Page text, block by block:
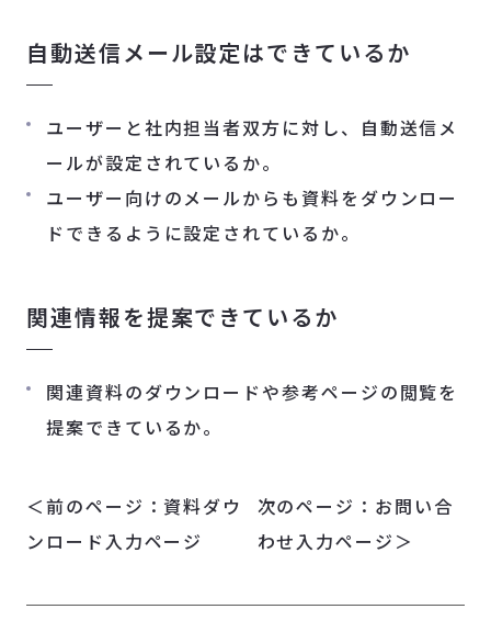
自動送信メール設定はできているか
ユーザーと社内担当者双方に対し、自動送信メ
ールが設定されているか。
ユーザー向けのメールからも資料をダウンロー
ドできるように設定されているか。
関連情報を提案できているか
関連資料のダウンロードや参考ページの閲覧を
提案できているか。
＜前のページ： 資料ダウ
ンロード入力ページ
次のページ： お問い合
わせ入力ページ＞